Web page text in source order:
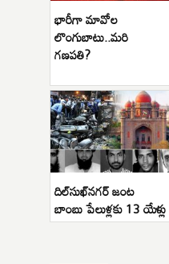
భారీగా మావోల
లొంగుబాటు..మరి
గణపతి?
దిల్‌సుఖ్‌నగర్ జంట
బాంబు పేలుళ్లకు 13 యేళ్లు